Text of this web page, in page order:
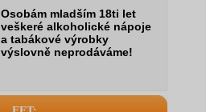
Osobám mladším 18ti let
veškeré alkoholické nápoje
a tabákové výrobky
výslovně neprodáváme!